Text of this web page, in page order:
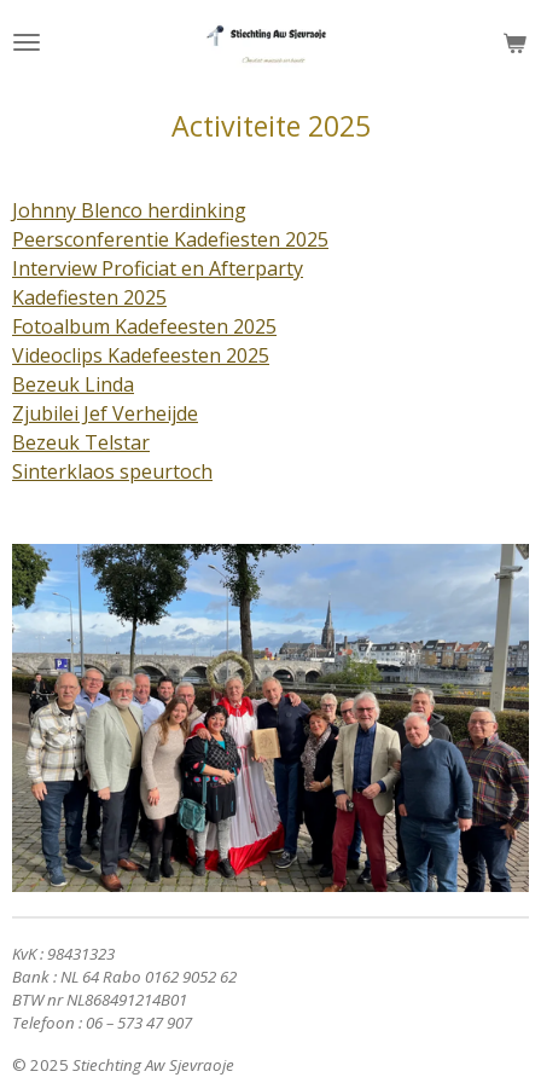
direct
Activiteite 2025
Johnny Blenco herdinking
Peersconferentie Kadefiesten 2025
Interview Proficiat en Afterparty
Kadefiesten 2025
Fotoalbum Kadefeesten 2025
Videoclips Kadefeesten 2025
Bezeuk Linda
Zjubilei Jef Verheijde
Bezeuk Telstar
Sinterklaos speurtoch
KvK : 98431323
Bank : NL 64 Rabo 0162 9052 62
BTW nr NL868491214B01
Telefoon : 06 – 573 47 907
© 2025 Stiechting Aw Sjevraoje